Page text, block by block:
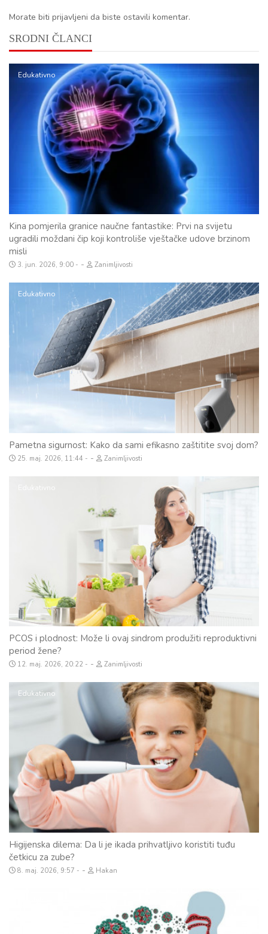
Morate biti prijavljeni da biste ostavili komentar.
SRODNI ČLANCI
Edukativno
Kina pomjerila granice naučne fantastike: Prvi na svijetu
ugradili moždani čip koji kontroliše vještačke udove brzinom
misli
3. jun. 2026, 9:00 - Zanimljivosti
Edukativno
Pametna sigurnost: Kako da sami efikasno zaštitite svoj dom?
25. maj. 2026, 11:44 - Zanimljivosti
Edukativno
PCOS i plodnost: Može li ovaj sindrom produžiti reproduktivni
period žene?
12. maj. 2026, 20:22 - Zanimljivosti
Edukativno
Higijenska dilema: Da li je ikada prihvatljivo koristiti tuđu
četkicu za zube?
8. maj. 2026, 9:57 - Hakan